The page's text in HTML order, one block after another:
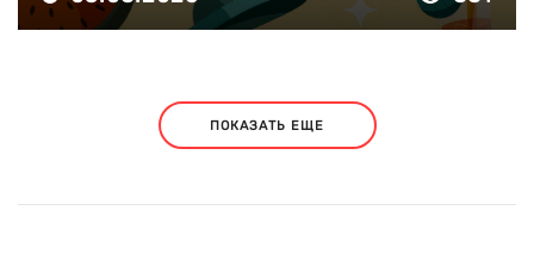
ПОКАЗАТЬ ЕЩЕ